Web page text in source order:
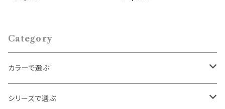
Category
カラーで選ぶ
ゴールド
シリーズで選ぶ